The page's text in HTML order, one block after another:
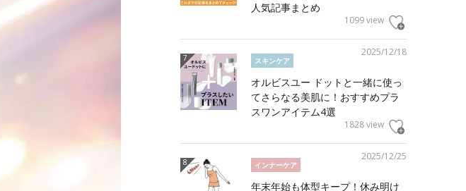
人気記事まとめ
1099 view
2025/12/18
スキンケア
オルビスユー ドットと一緒に使っ
てさらなる美肌に！おすすめプラ
スワンアイテム4選
1828 view
2025/12/25
インナーケア
年末年始も体型キープ！休み明け